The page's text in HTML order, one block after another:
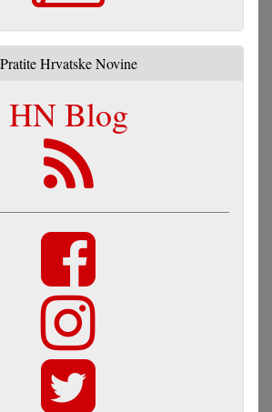
Pratite Hrvatske Novine
HN Blog